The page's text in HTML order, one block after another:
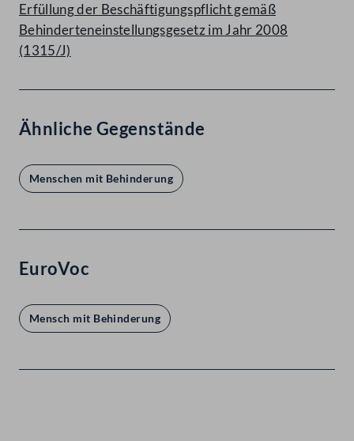
Erfüllung der Beschäftigungspflicht gemäß
Behinderteneinstellungsgesetz im Jahr 2008
(1315/J)
Ähnliche Gegenstände
Menschen mit Behinderung
EuroVoc
Mensch mit Behinderung